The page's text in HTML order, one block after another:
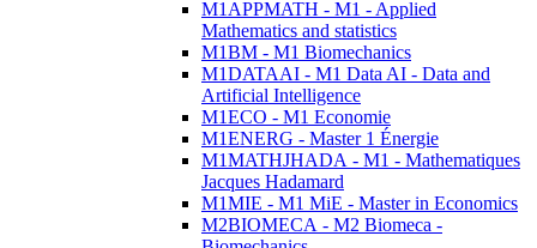
M1APPMATH - M1 - Applied
Mathematics and statistics
M1BM - M1 Biomechanics
M1DATAAI - M1 Data AI - Data and
Artificial Intelligence
M1ECO - M1 Economie
M1ENERG - Master 1 Énergie
M1MATHJHADA - M1 - Mathematiques
Jacques Hadamard
M1MIE - M1 MiE - Master in Economics
M2BIOMECA - M2 Biomeca -